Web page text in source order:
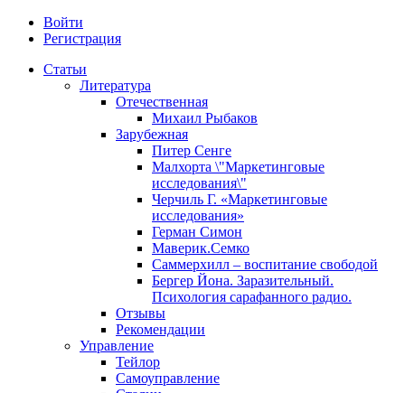
Войти
Регистрация
Статьи
Литература
Отечественная
Михаил Рыбаков
Зарубежная
Питер Сенге
Малхорта \"Маркетинговые
исследования\"
Черчиль Г. «Маркетинговые
исследования»
Герман Симон
Маверик.Семко
Саммерхилл – воспитание свободой
Бергер Йона. Заразительный.
Психология сарафанного радио.
Отзывы
Рекомендации
Управление
Тейлор
Самоуправление